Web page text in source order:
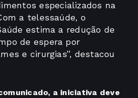
especializados na
a telessaúde, o
estima a redução de
de espera por
e cirurgias”, destacou
a iniciativa deve